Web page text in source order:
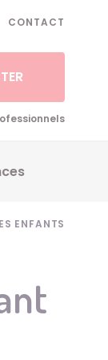
CONTACT
Slayer
ENFANTS